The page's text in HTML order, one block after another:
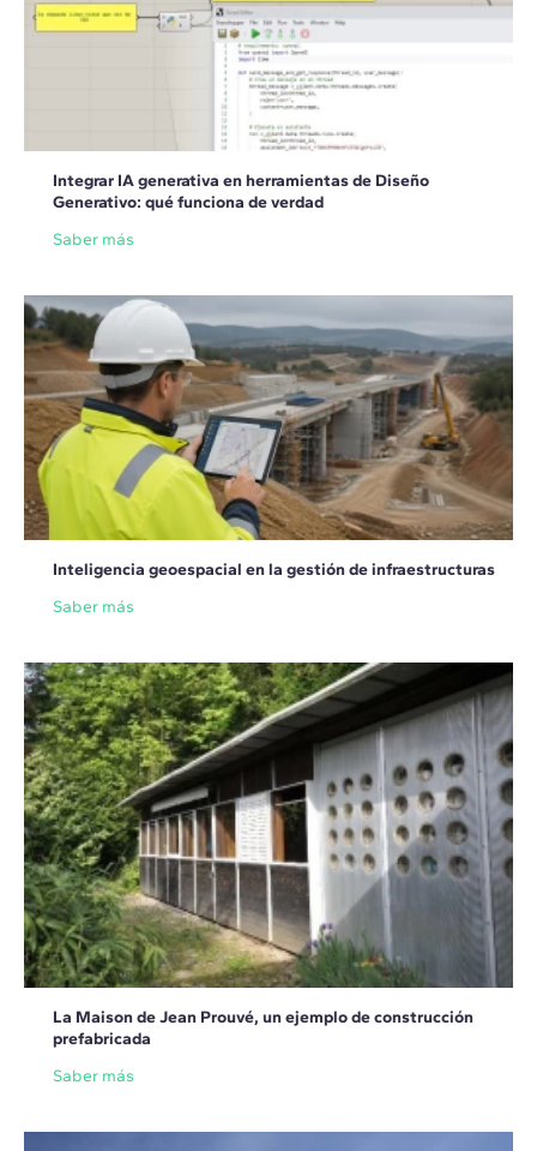
Integrar IA generativa en herramientas de Diseño
Generativo: qué funciona de verdad
Saber más
Inteligencia geoespacial en la gestión de infraestructuras
Saber más
La Maison de Jean Prouvé, un ejemplo de construcción
prefabricada
Saber más